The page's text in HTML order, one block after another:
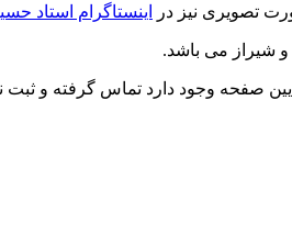
تصویری نیز در اینستاگرام استاد
شیراز می باشد.
صفحه وجود دارد تماس گرفته و ثبت